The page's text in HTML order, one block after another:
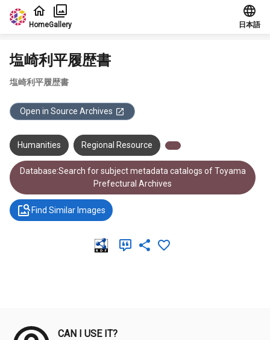
Jump to main content
HomeGallery 日本語
塩崎利平履歴書
塩崎利平履歴書
Open in Source Archives
Humanities Regional Resource
Database:Search for subject metadata catalogs of Toyama
Prefectural Archives
Find Similar Images
CAN I USE IT?